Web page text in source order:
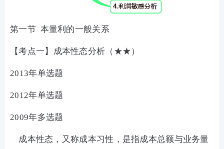
第一节 本量利的一般关系
【考点一】成本性态分析（★★）
2013年单选题
2012年单选题
2009年多选题
成本性态，又称成本习性，是指成本总额与业务量